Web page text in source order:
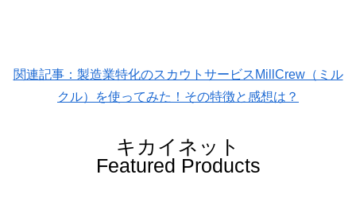
関連記事：製造業特化のスカウトサービスMillCrew（ミル
クル）を使ってみた！その特徴と感想は？
キカイネット
Featured Products